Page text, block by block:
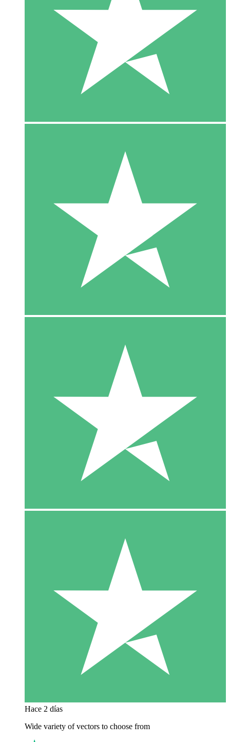
Hace 2 días
Wide variety of vectors to choose from